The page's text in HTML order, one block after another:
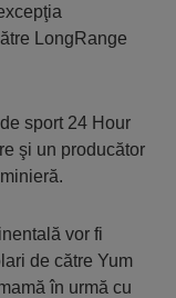
LongRange
sport 24 Hour
şi un producător
vor fi
de către Yum
în urmă cu